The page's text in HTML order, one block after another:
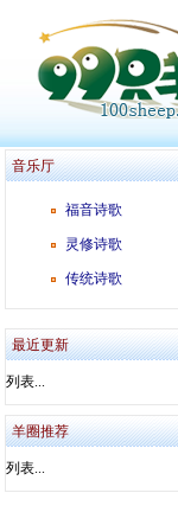
音乐厅
福音诗歌
灵修诗歌
传统诗歌
最近更新
列表...
羊圈推荐
列表...